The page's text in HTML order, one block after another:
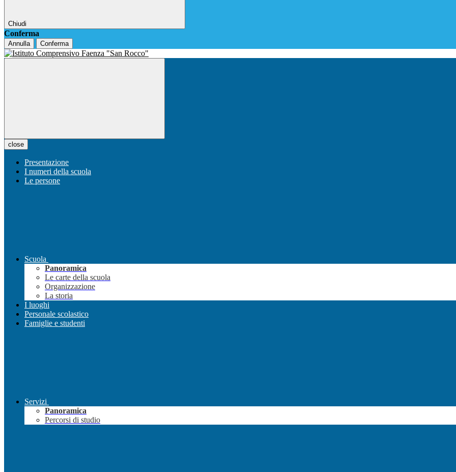
Chiudi
Conferma
Annulla Conferma
close
Presentazione
I numeri della scuola
Le persone
Scuola
Panoramica
Le carte della scuola
Organizzazione
La storia
I luoghi
Personale scolastico
Famiglie e studenti
Servizi
Panoramica
Percorsi di studio